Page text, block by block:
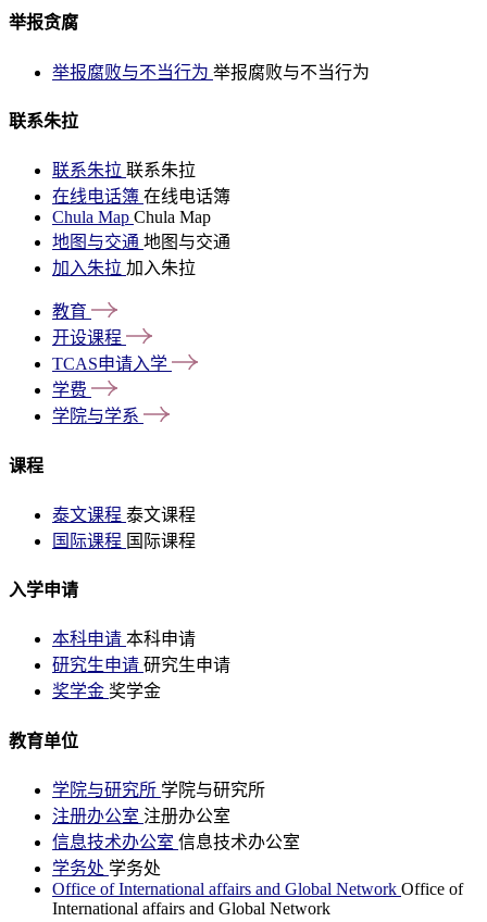
举报贪腐
举报腐败与不当行为 举报腐败与不当行为
联系朱拉
联系朱拉 联系朱拉
在线电话簿 在线电话簿
Chula Map Chula Map
地图与交通 地图与交通
加入朱拉 加入朱拉
教育
开设课程
TCAS申请入学
学费
学院与学系
课程
泰文课程 泰文课程
国际课程 国际课程
入学申请
本科申请 本科申请
研究生申请 研究生申请
奖学金 奖学金
教育单位
学院与研究所 学院与研究所
注册办公室 注册办公室
信息技术办公室 信息技术办公室
学务处 学务处
Office of International affairs and Global Network Office of
International affairs and Global Network